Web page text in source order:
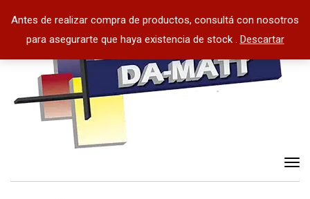
Antes de realizar compra de productos, consultá con nosotros
para asegurarte que haya existencia de stock . Descartar